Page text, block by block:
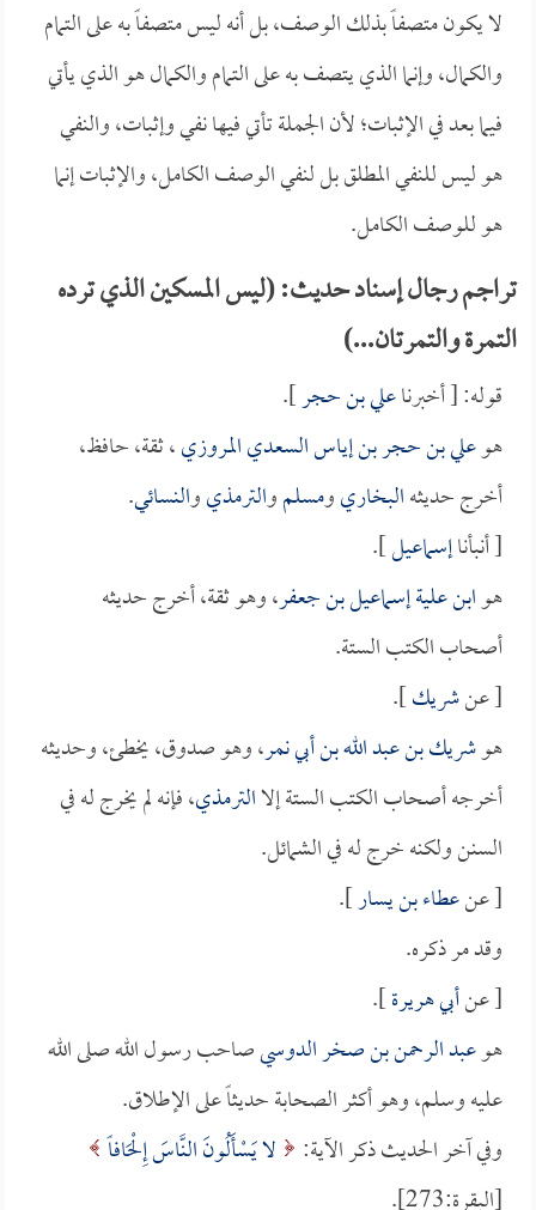
لا يكون متصفاً بذلك الوصف، بل أنه ليس متصفاً به على التمام
والكمال، وإنما الذي يتصف به على التمام والكمال هو الذي يأتي
فيما بعد في الإثبات؛ لأن الجملة تأتي فيها نفي وإثبات، والنفي
هو ليس للنفي المطلق بل لنفي الوصف الكامل، والإثبات إنما
هو للوصف الكامل.
تراجم رجال إسناد حديث: (ليس المسكين الذي ترده
التمرة والتمرتان...)
قوله: [ أخبرناعلي بن حجر].
هوعلي بن حجر بن إياس السعدي المروزي، ثقة، حافظ،
أخرج حديثهالبخاريومسلموالترمذيوالنسائي.
[ أنبأناإسماعيل].
هوابن علية إسماعيل بن جعفر، وهو ثقة، أخرج حديثه
أصحاب الكتب الستة.
[ عنشريك].
هوشريك بن عبد الله بن أبي نمر، وهو صدوق، يخطئ، وحديثه
أخرجه أصحاب الكتب الستة إلاالترمذي، فإنه لم يخرج له في
السنن ولكنه خرج له في الشمائل.
[ عنعطاء بن يسار].
وقد مر ذكره.
[ عنأبي هريرة].
هوعبد الرحمن بن صخر الدوسيصاحب رسول الله صلى الله
عليه وسلم، وهو أكثر الصحابة حديثاً على الإطلاق.
وفي آخر الحديث ذكر الآية:
لا يَسْأَلُونَ النَّاسَ إِلْحَافاً